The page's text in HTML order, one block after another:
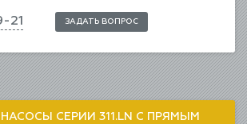
21 ЗАДАТЬ ВОПРОС
СЕРИИ 311.LN С ПРЯМЫМ